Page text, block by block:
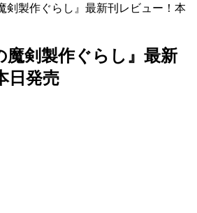
剣製作ぐらし』最新刊レビュー！本
魔剣製作ぐらし』最新
日発売